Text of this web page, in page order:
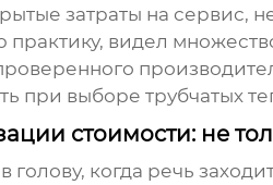
затраты на
практику, видел
при выборе трубчатых
стоимости: не
голову, когда речь